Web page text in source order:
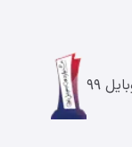
۹۹